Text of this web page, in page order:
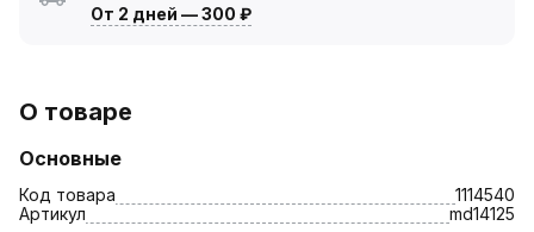
От 2 дней —300 ₽
О товаре
Основные
Код товара
1114540
Артикул
md14125